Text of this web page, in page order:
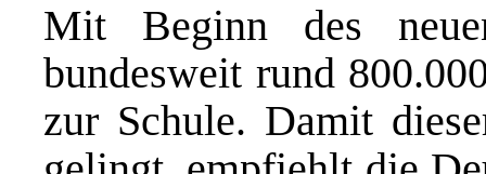
Mit Beginn des
bundesweit rund
zur Schule. Damit